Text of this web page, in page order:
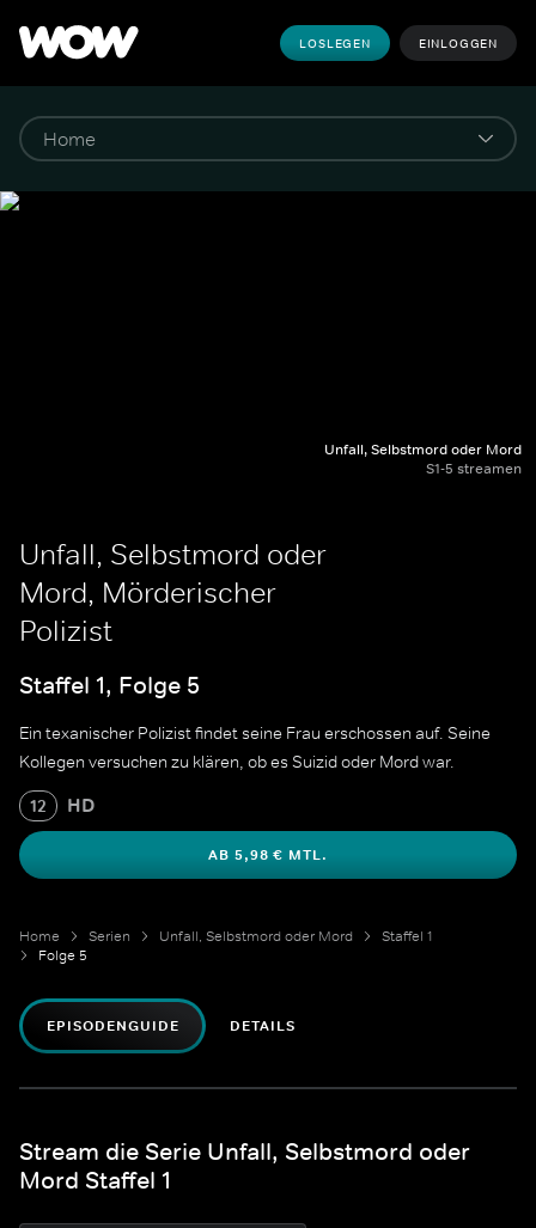
LOSLEGEN EINLOGGEN
Unfall, Selbstmord oder Mord
S1-5 streamen
Unfall, Selbstmord oder
Mord, Mörderischer
Polizist
Staffel 1, Folge 5
Ein texanischer Polizist findet seine Frau erschossen auf. Seine
Kollegen versuchen zu klären, ob es Suizid oder Mord war.
12 HD
AB 5,98 € MTL.
Home Serien Unfall, Selbstmord oder Mord
Staffel 1
Folge 5
EPISODENGUIDE DETAILS
Stream die Serie Unfall, Selbstmord oder
Mord Staffel 1